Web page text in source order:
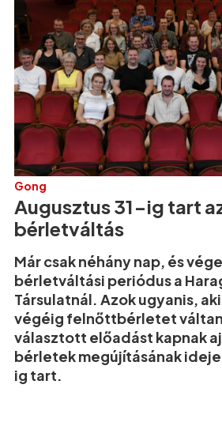
Gong
Augusztus 31-ig tart
bérletváltás
Már csak néhány nap, és
bérletváltási periódus a
Társulatnál. Azok ugyanis,
végéig felnőttbérletet
választott előadást kapnak
bérletek megújításának
ig tart.